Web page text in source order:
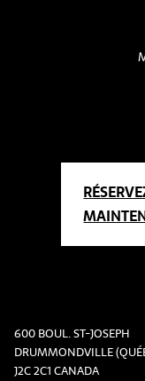
600 BOUL. ST-JOSEPH
DRUMMONDVILLE
J2C 2C1 CANADA